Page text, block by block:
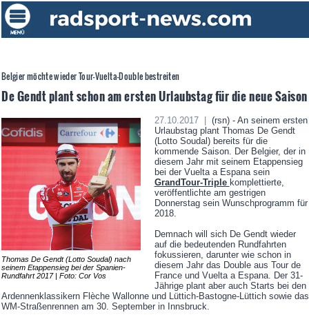
Belgier möchte wieder Tour-Vuelta-Double bestreiten
De Gendt plant schon am ersten Urlaubstag für die neue Saison
Thomas De Gendt (Lotto Soudal) nach
seinem Etappensieg bei der Spanien-
Rundfahrt 2017 | Foto: Cor Vos
27.10.2017 |
(rsn) - An seinem ersten
Urlaubstag plant Thomas De Gendt
(Lotto Soudal) bereits für die
kommende Saison. Der Belgier, der in
diesem Jahr mit seinem Etappensieg
bei der Vuelta a Espana sein
GrandTour-Triple komplettierte,
veröffentlichte am gestrigen
Donnerstag sein Wunschprogramm für
2018.
Demnach will sich De Gendt wieder
auf die bedeutenden Rundfahrten
fokussieren, darunter wie schon in
diesem Jahr das Double aus Tour de
France und Vuelta a Espana. Der 31-
Jährige plant aber auch Starts bei den
Ardennenklassikern Flèche Wallonne und Lüttich-Bastogne-Lüttich sowie das
WM-Straßenrennen am 30. September in Innsbruck.